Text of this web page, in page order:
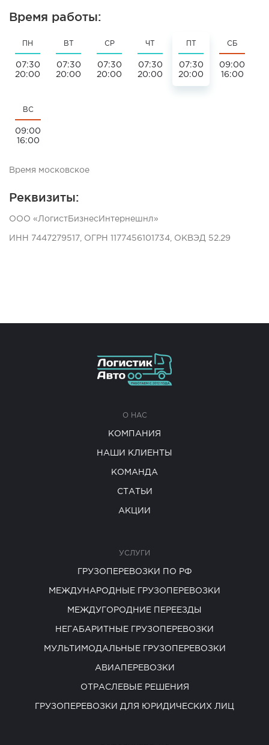
Время работы:
ПН
07:30
20:00
ВТ
07:30
20:00
СР
07:30
20:00
ЧТ
07:30
20:00
07:30
20:00
СБ
09:00
16:00
ВС
09:00
16:00
Время московское
Реквизиты:
ООО «ЛогистБизнесИнтернешнл»
ИНН 7447279517, ОГРН 1177456101734, ОКВЭД 52.29
О НАС
КОМПАНИЯ
НАШИ КЛИЕНТЫ
КОМАНДА
СТАТЬИ
АКЦИИ
УСЛУГИ
ГРУЗОПЕРЕВОЗКИ ПО РФ
МЕЖДУНАРОДНЫЕ ГРУЗОПЕРЕВОЗКИ
МЕЖДУГОРОДНИЕ ПЕРЕЕЗДЫ
НЕГАБАРИТНЫЕ ГРУЗОПЕРЕВОЗКИ
МУЛЬТИМОДАЛЬНЫЕ ГРУЗОПЕРЕВОЗКИ
АВИАПЕРЕВОЗКИ
ОТРАСЛЕВЫЕ РЕШЕНИЯ
ГРУЗОПЕРЕВОЗКИ ДЛЯ ЮРИДИЧЕСКИХ ЛИЦ